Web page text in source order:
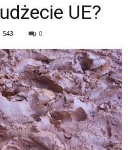
UE?
543 0